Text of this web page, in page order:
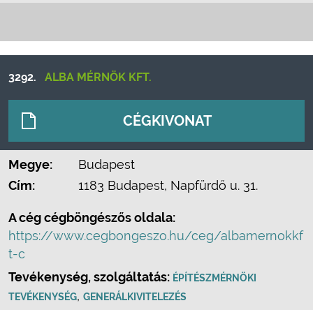
3292. ALBA MÉRNÖK KFT.
CÉGKIVONAT
Megye:
Budapest
Cím:
1183 Budapest, Napfürdő u. 31.
A cég cégböngészős oldala:
https://www.cegbongeszo.hu/ceg/albamernokkf
t-c
Tevékenység, szolgáltatás: ÉPÍTÉSZMÉRNÖKI
TEVÉKENYSÉG, GENERÁLKIVITELEZÉS